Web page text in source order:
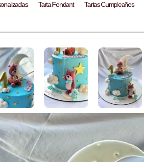
Tarta Fondant Tartas Cumpleaños